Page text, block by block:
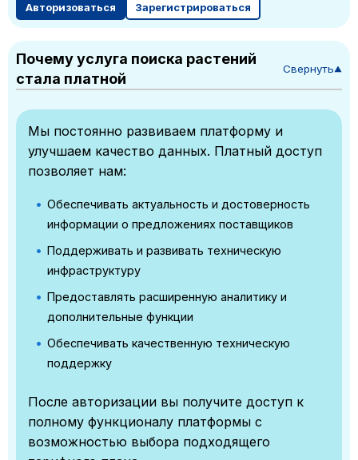
Авторизоваться Зарегистрироваться
Почему услуга поиска растений
стала платной
Свернуть▼
Мы постоянно развиваем платформу и
улучшаем качество данных. Платный доступ
позволяет нам:
Обеспечивать актуальность и достоверность
информации о предложениях поставщиков
Поддерживать и развивать техническую
инфраструктуру
Предоставлять расширенную аналитику и
дополнительные функции
Обеспечивать качественную техническую
поддержку
После авторизации вы получите доступ к
полному функционалу платформы с
возможностью выбора подходящего